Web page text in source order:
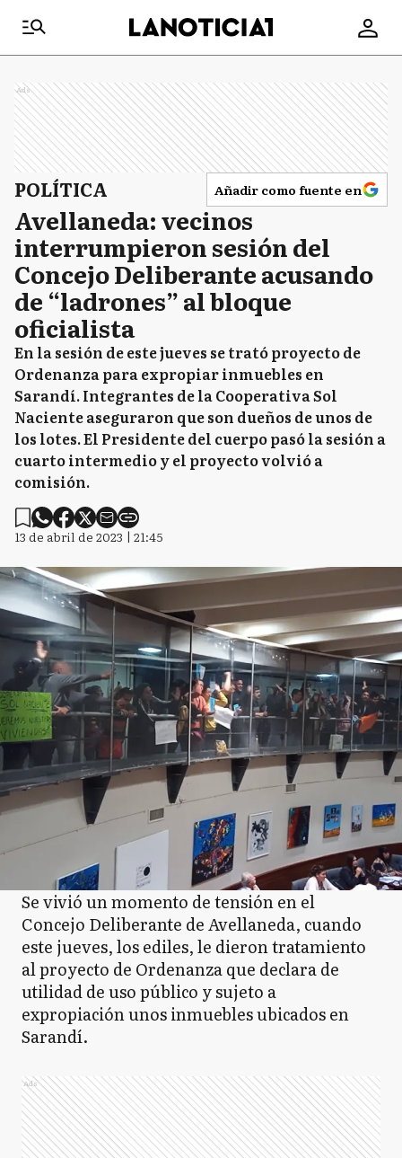
Ads
POLÍTICA Añadir como fuente en
Avellaneda: vecinos
interrumpieron sesión del
Concejo Deliberante acusando
de “ladrones” al bloque
oficialista
En la sesión de este jueves se trató proyecto de
Ordenanza para expropiar inmuebles en
Sarandí. Integrantes de la Cooperativa Sol
Naciente aseguraron que son dueños de unos de
los lotes. El Presidente del cuerpo pasó la sesión a
cuarto intermedio y el proyecto volvió a
comisión.
13 de abril de 2023 | 21:45
Se vivió un momento de tensión en el
Concejo Deliberante de Avellaneda, cuando
este jueves, los ediles, le dieron tratamiento
al proyecto de Ordenanza que declara de
utilidad de uso público y sujeto a
expropiación unos inmuebles ubicados en
Sarandí.
Ads